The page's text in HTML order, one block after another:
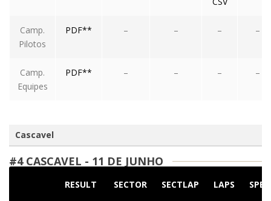
Camp.
Pilotos
PDF** – – – –
Camp.
Equipes
PDF** – – – –
Cascavel
#4 CASCAVEL - 11 DE JUNHO
RESULT SECTOR SECTLAP LAPS